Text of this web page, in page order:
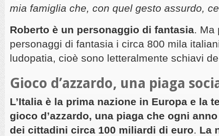
mia famiglia che, con quel gesto assurdo,
Roberto è un personaggio di fantasia. Ma
personaggi di fantasia i circa 800 mila
ludopatia, cioè sono letteralmente schiavi
Gioco d’azzardo, una piaga
L’Italia è la prima nazione in Europa e la
gioco d’azzardo, una piaga che ogni
dei cittadini circa 100 miliardi di euro. La